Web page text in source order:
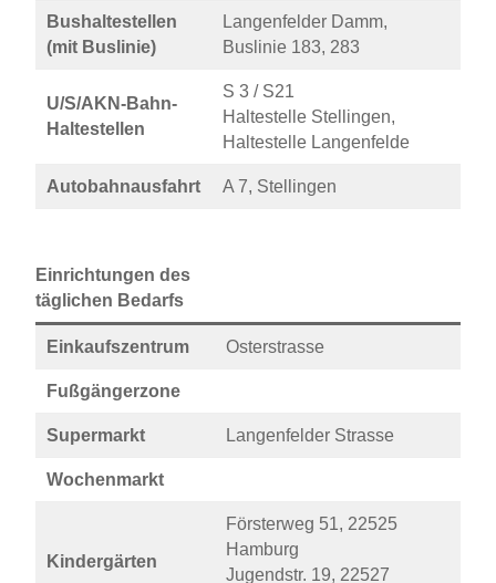
Bushaltestellen
(mit Buslinie)
Langenfelder Damm,
Buslinie 183, 283
U/S/AKN-Bahn-
Haltestellen
S 3 / S21
Haltestelle Stellingen,
Haltestelle Langenfelde
Autobahnausfahrt A 7, Stellingen
Einrichtungen des
täglichen Bedarfs
Einkaufszentrum Osterstrasse
Fußgängerzone
Supermarkt Langenfelder Strasse
Wochenmarkt
Kindergärten
Försterweg 51, 22525
Hamburg
Jugendstr. 19, 22527